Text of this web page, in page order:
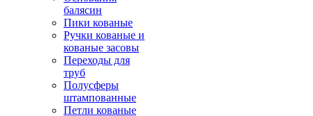
балясин
Пики кованые
Ручки кованые и
кованые засовы
Переходы для
труб
Полусферы
штампованные
Петли кованые